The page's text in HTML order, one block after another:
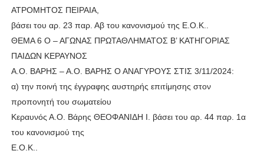
ΑΤΡΟΜΗΤΟΣ ΠΕΙΡΑΙΑ,
βάσει του αρ. 23 παρ. Αβ του κανονισμού της Ε.Ο.Κ..
ΘΕΜΑ 6 Ο – ΑΓΩΝΑΣ ΠΡΩΤΑΘΛΗΜΑΤΟΣ Β’ ΚΑΤΗΓΟΡΙΑΣ
ΠΑΙΔΩΝ ΚΕΡΑΥΝΟΣ
Α.Ο. ΒΑΡΗΣ – Α.Ο. ΒΑΡΗΣ Ο ΑΝΑΓΥΡΟΥΣ ΣΤΙΣ 3/11/2024:
α) την ποινή της έγγραφης αυστηρής επιτίμησης στον
προπονητή του σωματείου
Κεραυνός Α.Ο. Βάρης ΘΕΟΦΑΝΙΔΗ Ι. βάσει του αρ. 44 παρ. 1α
του κανονισμού της
Ε.Ο.Κ..